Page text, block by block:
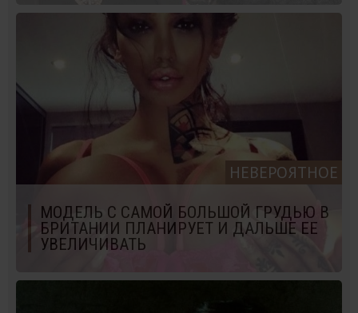
НЕВЕРОЯТНОЕ
МОДЕЛЬ С САМОЙ БОЛЬШОЙ ГРУДЬЮ В
БРИТАНИИ ПЛАНИРУЕТ И ДАЛЬШЕ ЕЕ
УВЕЛИЧИВАТЬ